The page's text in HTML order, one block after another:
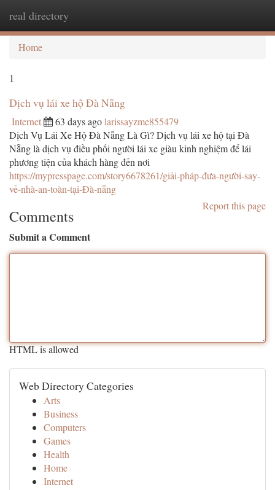
real directory
Home
1
Dịch vụ lái xe hộ Đà Nẵng
Internet 63 days agolarissayzme855479
Dịch Vụ Lái Xe Hộ Đà Nẵng Là Gì? Dịch vụ lái xe hộ tại Đà
Nẵng là dịch vụ điều phối người lái xe giàu kinh nghiệm để lái
phương tiện của khách hàng đến nơi
https://mypresspage.com/story6678261/giải-pháp-đưa-người-say-
về-nhà-an-toàn-tại-Đà-nẵng
Report this page
Comments
Submit a Comment
HTML is allowed
Web Directory Categories
Arts
Business
Computers
Games
Health
Home
Internet